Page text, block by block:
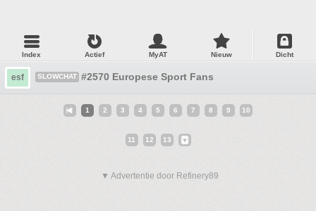
Index Actief MyAT Nieuw Dicht
esf SLOWCHAT #2570 Europese Sport Fans
1 2 3 4 5 6 7 8 9 10
11 12 13
▼ Advertentie door Refinery89